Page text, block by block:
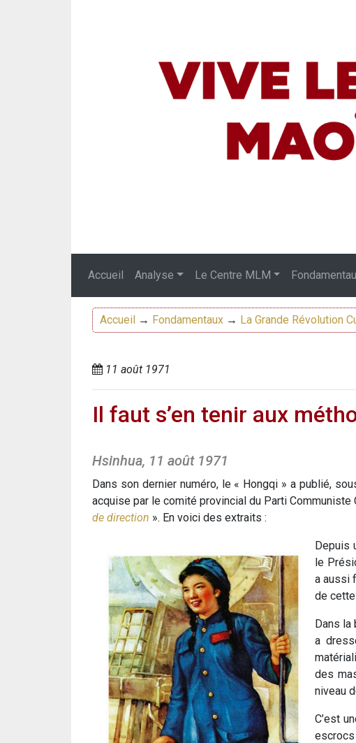
Accueil Analyse Le Centre MLM
Accueil → Fondamentaux → La Grande Révolution
11 août 1971
Il faut s’en tenir aux
Hsinhua, 11 août 1971
Dans son dernier numéro, le « Hongqi » a publié,
acquise par le comité provincial du Parti
de direction ». En voici des extraits :
Depuis
le
a aussi
de
Dans la
a
des
niveau
C’est